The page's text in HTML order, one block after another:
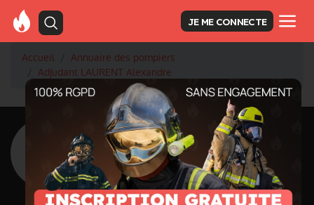
JE ME CONNECTE
Accueil
Annuaire des pompiers
Adjudant LAURENT Alexandre
<Retour à la liste des pompiers
LAURENT
Alexandre
Grade : Adjudant